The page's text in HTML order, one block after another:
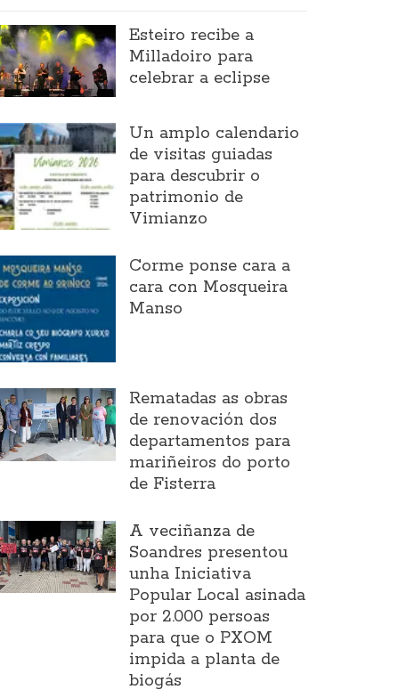
Esteiro recibe a
Milladoiro para
celebrar a eclipse
Un amplo calendario
de visitas guiadas
para descubrir o
patrimonio de
Vimianzo
Corme ponse cara a
cara con Mosqueira
Manso
Rematadas as obras
de renovación dos
departamentos para
mariñeiros do porto
de Fisterra
A veciñanza de
Soandres presentou
unha Iniciativa
Popular Local asinada
por 2.000 persoas
para que o PXOM
impida a planta de
biogás